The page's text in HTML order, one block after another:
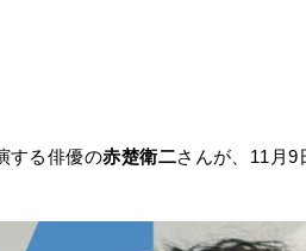
する俳優の赤楚衛二さんが、11月9